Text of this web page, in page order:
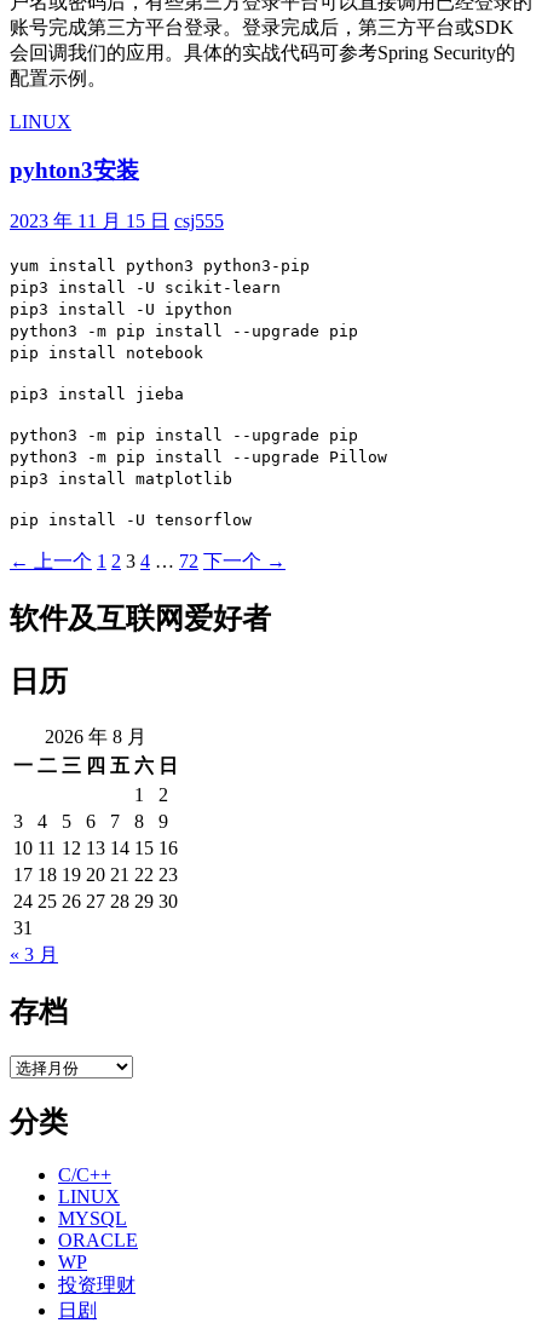
账号完成第三方平台登录。登录完成后，第三方平台或SDK
会回调我们的应用。具体的实战代码可参考Spring Security的
配置示例。
LINUX
pyhton3安装
2023 年 11 月 15 日 csj555
yum install python3 python3-pip
pip3 install -U scikit-learn
pip3 install -U ipython
python3 -m pip install --upgrade pip
pip install notebook
pip3 install jieba
python3 -m pip install --upgrade pip
python3 -m pip install --upgrade Pillow
pip3 install matplotlib
pip install -U tensorflow
文
导
← 上一个 1 2 3 4 … 72 下一个 →
软件及互联网爱好者
日历
2026 年 8 月
一 二 三 四 五 六 日
1
2
3
4 5 6 7 8
9
10 11 12 13 14 15 16
17 18 19 20 21 22 23
24 25 26 27 28 29 30
31
« 3 月
存档
存
分类
C/C++
LINUX
MYSQL
ORACLE
WP
投资理财
日剧